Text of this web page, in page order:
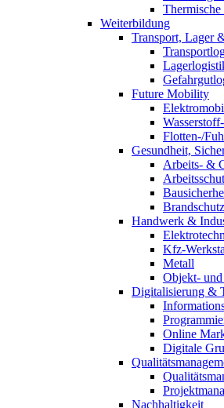
Thermische
Weiterbildung
Transport, Lager
Future Mobility
Flotten-/
Gesundheit,
Arbeits- &
Brandschutz
Handwerk &
Kfz-
Metall
Objekt-
Digitalisierung &
Online
Digitale
Nachhaltigkeit